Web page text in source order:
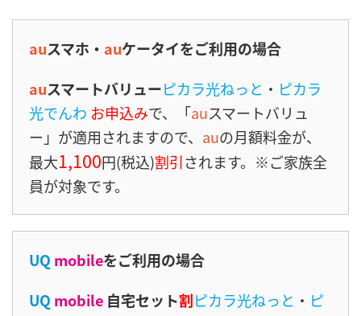
auスマホ・ auケータイをご利用の場合
auスマートバリューピカラ光ねっと ・ ピカラ
光でんわ お申込みで、「auスマートバリュ
ー」が適用されますので、 auの月額料金が、
最大1,100円(税込)割引されます。※ご家族全
員が対象です。
UQ mobileをご利用の場合
UQ mobile 自宅セット割ピカラ光ねっと ・ ピ